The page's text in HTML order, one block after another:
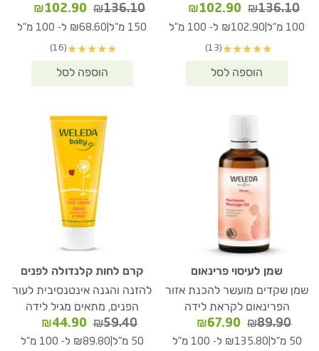
₪136.10
המחיר
המקורי
₪136.10.
₪102.90
המחיר
הנוכחי
100 מ"ל ₪102.90 ל- 100 מ"ל
★
★
★
★
★
(13)
₪136.10
המחיר
המקורי
₪136.10.
₪102.90
הנוכחי
150 מ"ל ₪68.60 ל- 100 מ"ל
★
★
★
★
★
(16)
שמן לעיסוי פרינאום
שמן שקדים מועשר להכנת אזור
הפרינאום לקראת לידה
₪89.90
המחיר
המקורי
₪67.90
המחיר
הנוכחי
50 מ"ל ₪135.80 ל- 100 מ"ל
קרם לחות קלנדולה לפנים
להזנה והגנה אינטנסיבית לעור
הפנים, מתאים מגיל לידה
₪59.40
המחיר
המקורי
₪44.90
הנוכחי
50 מ"ל ₪89.80 ל- 100 מ"ל